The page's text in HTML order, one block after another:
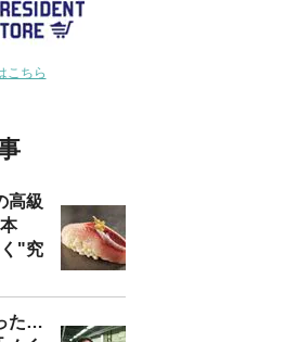
こちら
高級
"究
た…